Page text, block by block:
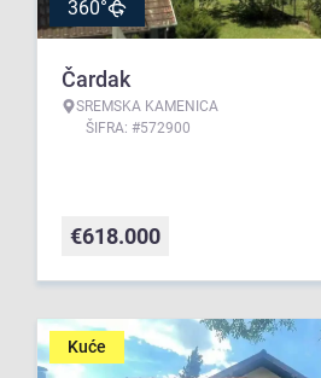
360°
Čardak
SREMSKA KAMENICA
ŠIFRA: #572900
€618.000
Kuće